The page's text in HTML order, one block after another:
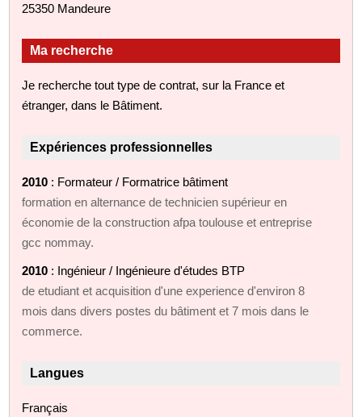
25350 Mandeure
Ma recherche
Je recherche tout type de contrat, sur la France et
étranger, dans le Bâtiment.
Expériences professionnelles
2010 : Formateur / Formatrice bâtiment
formation en alternance de technicien supérieur en
économie de la construction afpa toulouse et entreprise
gcc nommay.
2010 : Ingénieur / Ingénieure d'études BTP
de etudiant et acquisition d'une experience d'environ 8
mois dans divers postes du bâtiment et 7 mois dans le
commerce.
Langues
Français